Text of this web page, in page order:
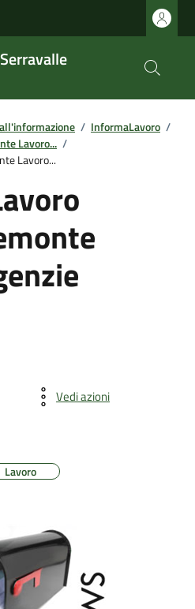
/ InformaLavoro /
Lavoro... /
Lavoro...
Vedi azioni
Lavoro